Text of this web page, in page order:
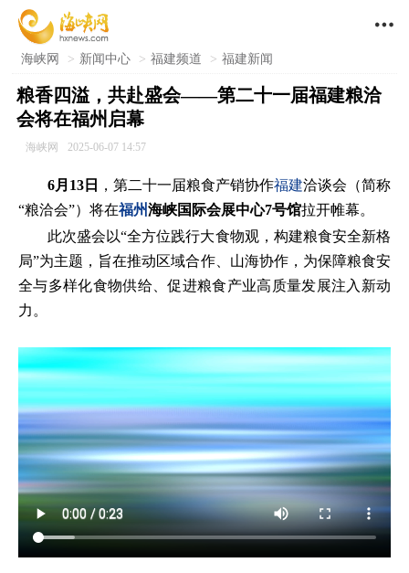

海峡网 > 新闻中心 > 福建频道 > 福建新闻
粮香四溢，共赴盛会——第二十一届福建粮洽
会将在福州启幕
海峡网 2025-06-07 14:57
6月13日 ，第二十一届粮食产销协作福建洽谈会（简称
“粮洽会”）将在福州海峡国际会展中心7号馆拉开帷幕。
此次盛会以“全方位践行大食物观，构建粮食安全新格
局”为主题，旨在推动区域合作、山海协作，为保障粮食安
全与多样化食物供给、促进粮食产业高质量发展注入新动
力。